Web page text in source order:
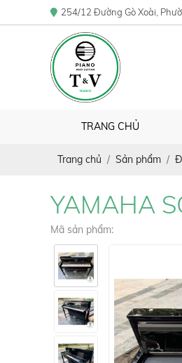
254/12 Đường Gò Xoài,
TRANG CHỦ
Trang chủ Sản phẩm
YAMAHA
Mã sản phẩm: